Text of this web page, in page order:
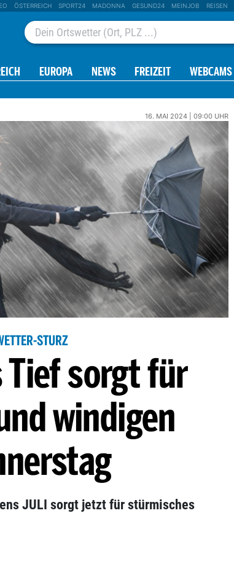
ÖSTERREICH SPORT24 MADONNA GESUND24 MEINJOB REISEN
EUROPA NEWS FREIZEIT WEBCAMS
16. MAI 2024 | 09:00 UHR
STURZ
Tief sorgt für
windigen
JULI sorgt jetzt für stürmisches